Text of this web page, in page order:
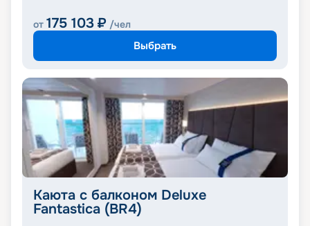
от 175 103 ₽ /чел
Выбрать
Каюта с балконом Deluxe
Fantastica (BR4)